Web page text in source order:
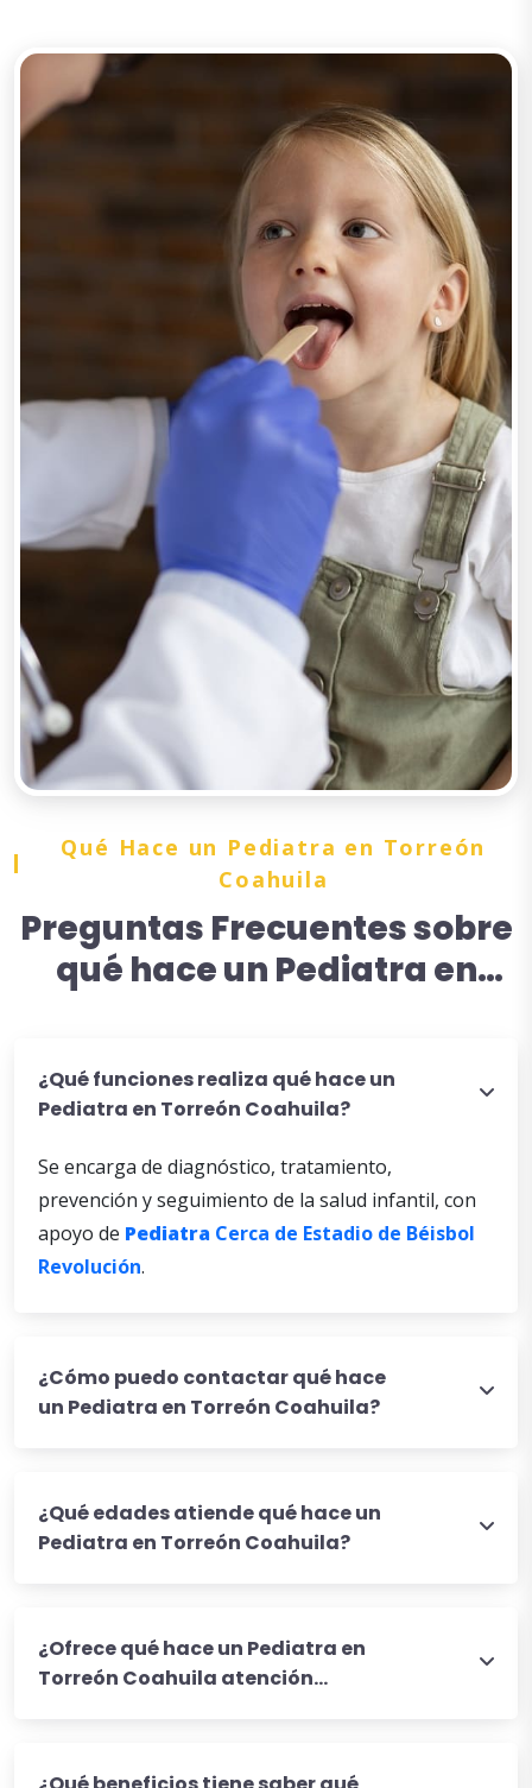
Qué Hace un Pediatra en Torreón
Coahuila
Preguntas Frecuentes sobre
qué hace un Pediatra en
¿Qué funciones realiza qué hace un
Pediatra en Torreón Coahuila?
Se encarga de diagnóstico, tratamiento,
prevención y seguimiento de la salud infantil, con
apoyo de Pediatra Cerca de Estadio de Béisbol
Revolución.
¿Cómo puedo contactar qué hace
un Pediatra en Torreón Coahuila?
¿Qué edades atiende qué hace un
Pediatra en Torreón Coahuila?
¿Ofrece qué hace un Pediatra en
Torreón Coahuila atención